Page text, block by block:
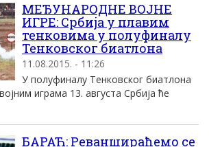
МЕЂУНАРОДНЕ ВОЈНЕ
ИГРЕ: Србија у плавим
тенковима у полуфиналу
Тенковског биатлона
11.08.2015. - 11:26
У полуфиналу Тенковског биатлона
играма 13. августа Србија ће
БАРАЋ: Реваншираћемо се